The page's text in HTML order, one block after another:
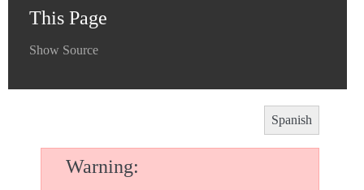
This Page
Show Source
Spanish
Warning